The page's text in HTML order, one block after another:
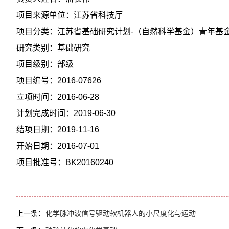
项目来源单位：江苏省科技厅
项目分类：江苏省基础研究计划-（自然科学基金）青年基
研究类别：基础研究
项目级别：部级
项目编号：2016-07626
立项时间：2016-06-28
计划完成时间：2019-06-30
结项日期：2019-11-16
开始日期：2016-07-01
项目批准号：BK20160240
上一条： 化学脉冲波信号驱动软机器人的小尺度化与运动